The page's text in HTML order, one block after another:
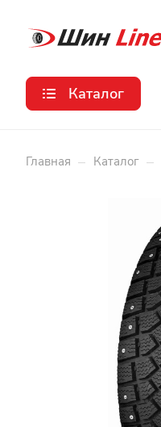
Каталог
Главная – Каталог –